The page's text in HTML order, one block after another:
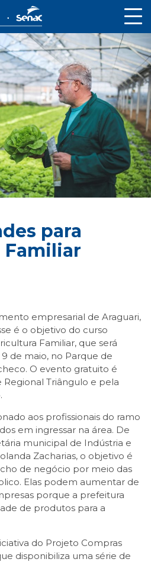
para
empresarial de Araguari,
é o objetivo do curso
Familiar, que será
de maio, no Parque de
O evento gratuito é
Triângulo e pela
aos profissionais do ramo
em ingressar na área. De
municipal de Indústria e
Zacharias, o objetivo é
de negócio por meio das
Elas podem aumentar de
porque a prefeitura
de produtos para a
do Projeto Compras
disponibiliza uma série de